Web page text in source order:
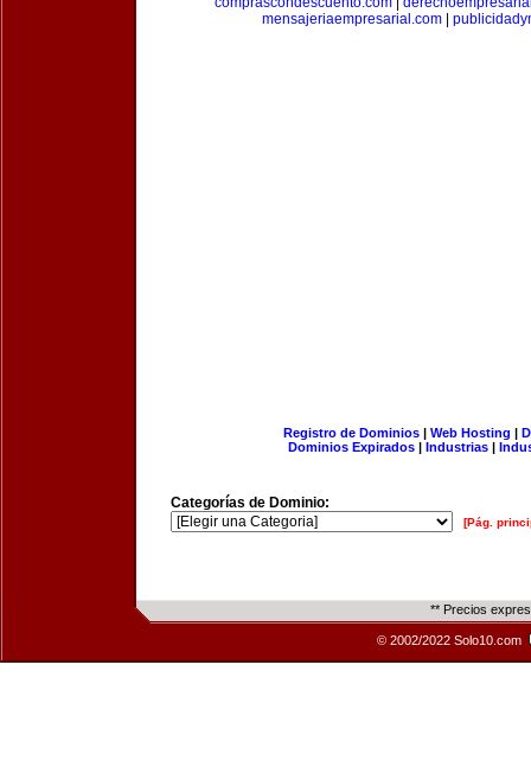
mensajeriaempresarial.com|
Registro de Dominios| Web Hosting |
Dominios Expirados | Industrias |
Categorías de Dominio:
[Pág.
** Precios
© 2002/2022 Solo10.com